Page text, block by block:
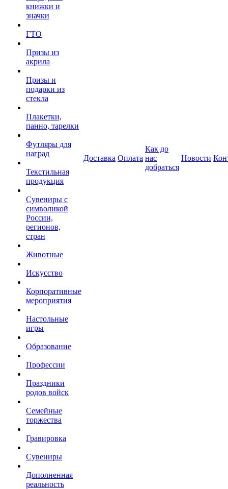
книжки и
значки
ГТО
Призы из
акрила
Призы и
подарки из
стекла
Плакетки,
панно, тарелки
Футляры для
наград
Текстильная
продукция
Сувениры с
символикой
России,
регионов,
стран
Животные
Искусство
Корпоративные
мероприятия
Настольные
игры
Образование
Профессии
Праздники
родов войск
Семейные
торжества
Гравировка
Сувениры
Дополненная
реальность
Доставка Оплата
Как до
нас
добраться
Новости